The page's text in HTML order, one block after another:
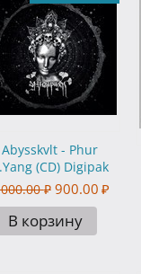
Abysskvlt - Phur
(CD) Digipak
₽ 900.00 ₽
В корзину